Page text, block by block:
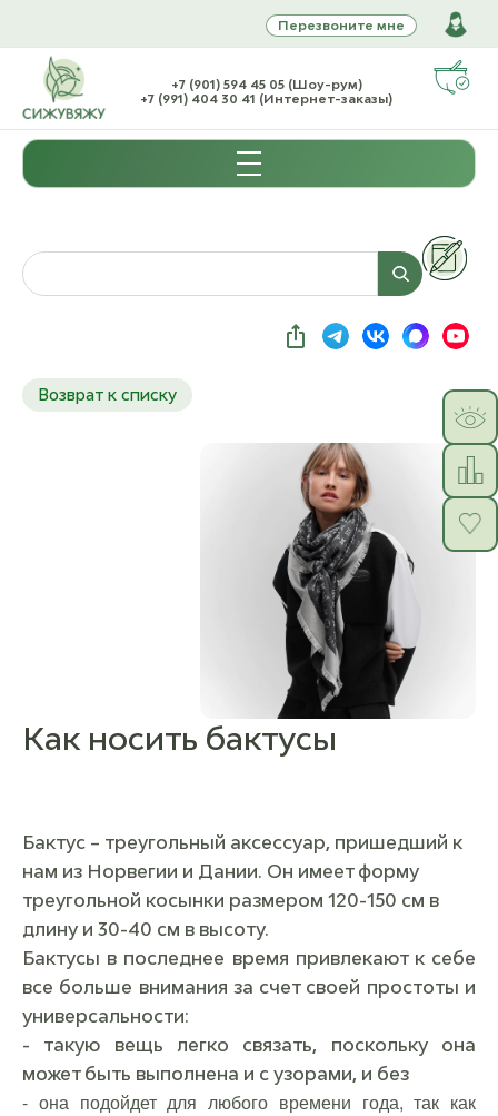
Перезвоните мне
+7 (901) 594 45 05 (Шоу-рум)
+7 (991) 404 30 41 (Интернет-заказы)
Возврат к списку
Как носить бактусы
Бактус – треугольный аксессуар, пришедший к
нам из Норвегии и Дании. Он имеет форму
треугольной косынки размером 120-150 см в
длину и 30-40 см в высоту.
Бактусы в последнее время привлекают к себе
все больше внимания за счет своей простоты и
универсальности:
- такую вещь легко связать, поскольку она
может быть выполнена и с узорами, и без
- она подойдет для любого времени года, так как